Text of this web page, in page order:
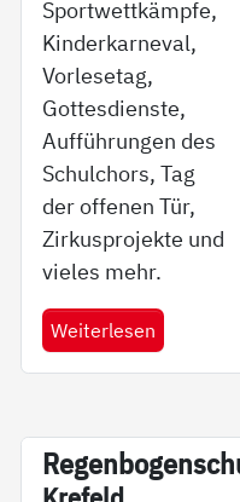
Sportwettkämpfe,
Kinderkarneval,
Vorlesetag,
Gottesdienste,
Aufführungen des
Schulchors, Tag
der offenen Tür,
Zirkusprojekte und
vieles mehr.
Weiterlesen